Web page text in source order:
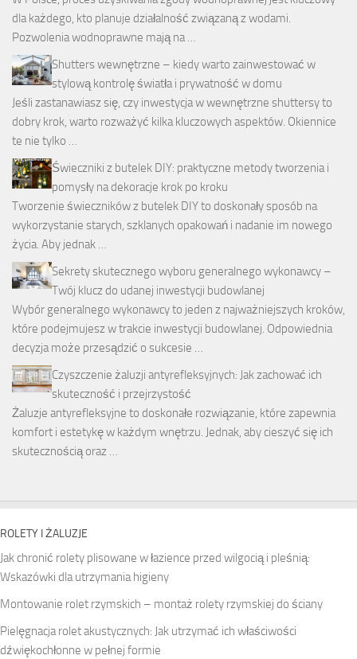
dla każdego, kto planuje działalność związaną z wodami.
Pozwolenia wodnoprawne mają na …
Shutters wewnętrzne – kiedy warto zainwestować w
stylową kontrolę światła i prywatność w domu
Jeśli zastanawiasz się, czy inwestycja w wewnętrzne shuttersy to
dobry krok, warto rozważyć kilka kluczowych aspektów. Okiennice
te nie tylko …
Świeczniki z butelek DIY: praktyczne metody tworzenia i
pomysły na dekoracje krok po kroku
Tworzenie świeczników z butelek DIY to doskonały sposób na
wykorzystanie starych, szklanych opakowań i nadanie im nowego
życia. Aby jednak …
Sekrety skutecznego wyboru generalnego wykonawcy –
Twój klucz do udanej inwestycji budowlanej
Wybór generalnego wykonawcy to jeden z najważniejszych kroków,
które podejmujesz w trakcie inwestycji budowlanej. Odpowiednia
decyzja może przesądzić o sukcesie …
Czyszczenie żaluzji antyrefleksyjnych: Jak zachować ich
skuteczność i przejrzystość
Żaluzje antyrefleksyjne to doskonałe rozwiązanie, które zapewnia
komfort i estetykę w każdym wnętrzu. Jednak, aby cieszyć się ich
skutecznością oraz …
ROLETY I ŻALUZJE
Jak chronić rolety plisowane w łazience przed wilgocią i pleśnią:
Wskazówki dla utrzymania higieny
Montowanie rolet rzymskich – montaż rolety rzymskiej do ściany
Pielęgnacja rolet akustycznych: Jak utrzymać ich właściwości
dźwiękochłonne w pełnej formie